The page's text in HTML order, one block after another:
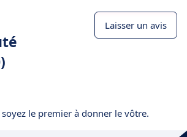
Laisser un avis
le premier à donner le vôtre.